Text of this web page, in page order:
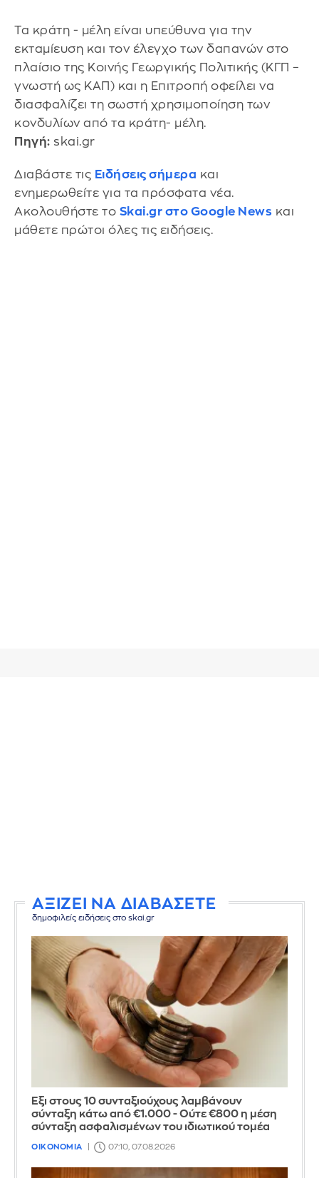
Τα κράτη - μέλη είναι υπεύθυνα για την
εκταμίευση και τον έλεγχο των δαπανών στο
πλαίσιο της Κοινής Γεωργικής Πολιτικής (ΚΓΠ –
γνωστή ως ΚΑΠ) και η Επιτροπή οφείλει να
διασφαλίζει τη σωστή χρησιμοποίηση των
κονδυλίων από τα κράτη- μέλη.
Πηγή: skai.gr
Διαβάστε τις Ειδήσεις σήμερα και
ενημερωθείτε για τα πρόσφατα νέα.
Ακολουθήστε το Skai.gr στο Google News και
μάθετε πρώτοι όλες τις ειδήσεις.
ΑΞΙΖΕΙ ΝΑ ΔΙΑΒΑΣΕΤΕ
δημοφιλείς ειδήσεις στο skai.gr
Έξι στους 10 συνταξιούχους λαμβάνουν
σύνταξη κάτω από €1.000 - Ούτε €800 η μέση
σύνταξη ασφαλισμένων του ιδιωτικού τομέα
ΟΙΚΟΝΟΜΙΑ 07:10, 07.08.2026